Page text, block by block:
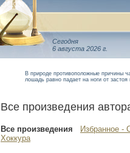
Сегодня
6 августа 2026 г.
В природе противоположные причины
лошадь равно падает на ноги от
Все произведения
Все произведения
Избранное -
Хоккура